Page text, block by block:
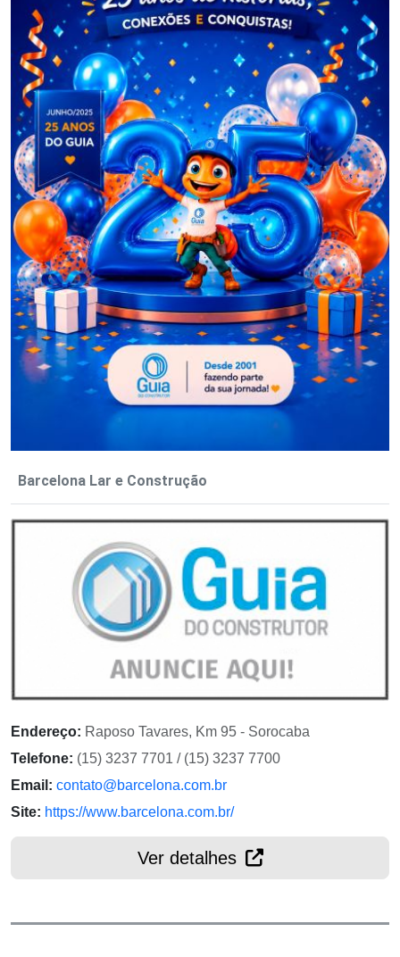
Barcelona Lar e Construção
Endereço: Raposo Tavares, Km 95 - Sorocaba
Telefone: (15) 3237 7701 / (15) 3237 7700
Email: contato@barcelona.com.br
Site: https://www.barcelona.com.br/
Ver detalhes